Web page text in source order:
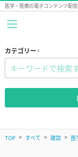
医学・医療の電子コンテンツ配
カテゴリー
TOP すべて 雑誌 医